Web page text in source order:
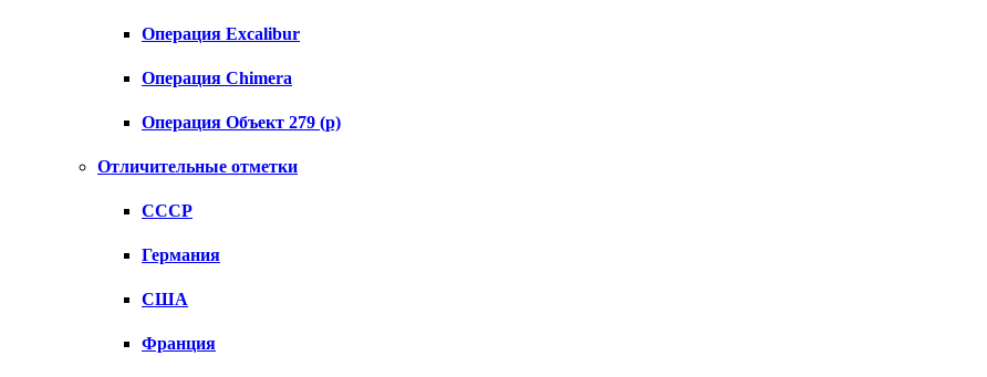
Операция Excalibur
Операция Chimera
Операция Объект 279 (р)
Отличительные отметки
СССР
Германия
США
Франция